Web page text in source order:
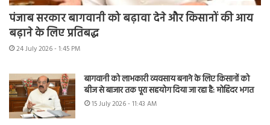
पंजाब सरकार बागवानी को बढ़ावा देने और किसानों की आय
बढ़ाने के लिए प्रतिबद्ध
24 July 2026 - 1:45 PM
बागवानी को लाभकारी व्यवसाय बनाने के लिए किसानों को
बीज से बाजार तक पूरा सहयोग दिया जा रहा है: मोहिंदर भगत
15 July 2026 - 11:43 AM